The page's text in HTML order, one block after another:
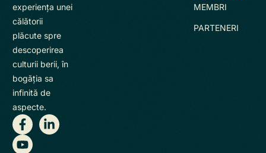
experienţa unei
călătorii
plăcute spre
descoperirea
culturii berii, în
bogăţia sa
infinită de
aspecte.
MEMBRI
PARTENERI